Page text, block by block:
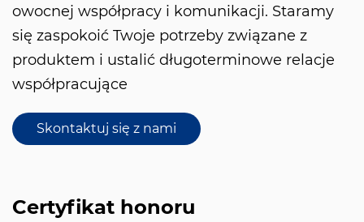
owocnej współpracy i komunikacji. Staramy
się zaspokoić Twoje potrzeby związane z
produktem i ustalić długoterminowe relacje
współpracujące
Skontaktuj się z nami
Certyfikat honoru